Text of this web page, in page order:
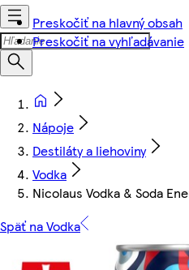
Preskočiť na hlavný obsah
Preskočiť na vyhľadávanie
Nápoje
Destiláty a liehoviny
Vodka
Nicolaus Vodka & Soda
Späť na Vodka